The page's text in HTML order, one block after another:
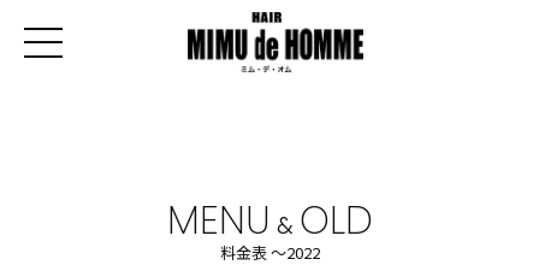
MENU & OLD
料金表 〜2022